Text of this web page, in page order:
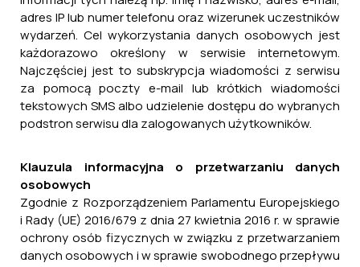
Obwieszczenie Wojewody
Podkarpackiego z dnia 27 stycznia 2025
Czytaj więcej ...
adres IP lub numer telefonu oraz wizerunek uczestników
wydarzeń. Cel wykorzystania danych osobowych jest
każdorazowo określony w serwisie internetowym.
Najczęściej jest to subskrypcja wiadomości z serwisu
za pomocą poczty e-mail lub krótkich wiadomości
tekstowych SMS albo udzielenie dostępu do wybranych
podstron serwisu dla zalogowanych użytkowników.
Klauzula informacyjna o przetwarzaniu danych
osobowych
Zgodnie z Rozporządzeniem Parlamentu Europejskiego
i Rady (UE) 2016/679 z dnia 27 kwietnia 2016 r. w sprawie
ochrony osób fizycznych w związku z przetwarzaniem
danych osobowych i w sprawie swobodnego przepływu